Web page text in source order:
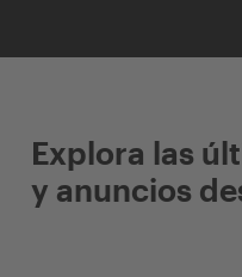
Explora las
y anuncios